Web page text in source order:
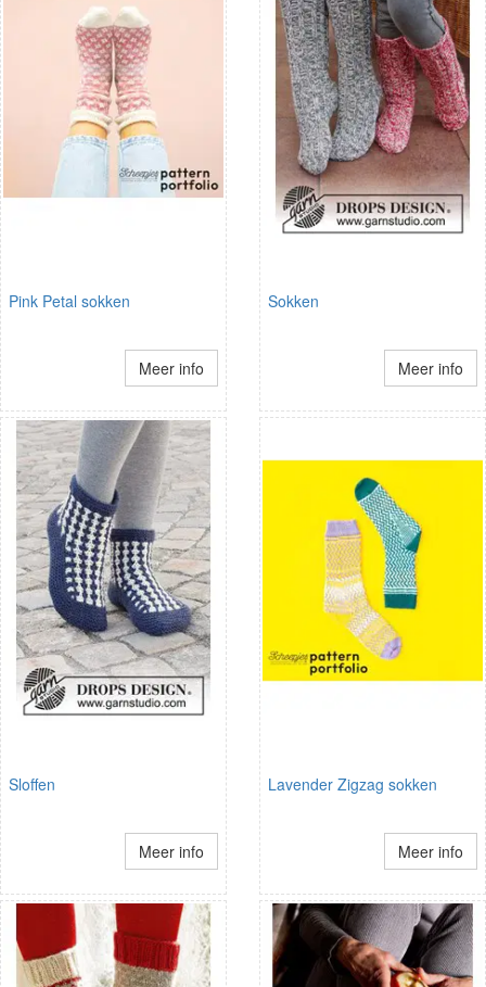
Pink Petal sokken
Meer info
Sokken
Meer info
Sloffen
Meer info
Lavender Zigzag sokken
Meer info